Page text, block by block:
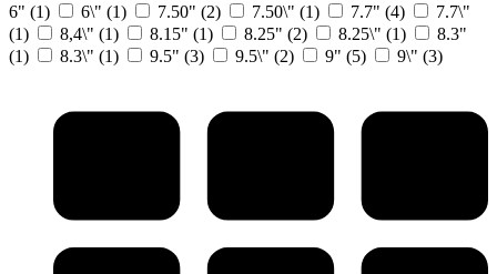
6" (1) 6\" (1) 7.50" (2) 7.50\" (1) 7.7" (4)
7.7\"
(1)
8,4\" (1) 8.15" (1) 8.25" (2) 8.25\" (1)
8.3"
(1)
8.3\" (1) 9.5" (3) 9.5\" (2) 9" (5) 9\" (3)